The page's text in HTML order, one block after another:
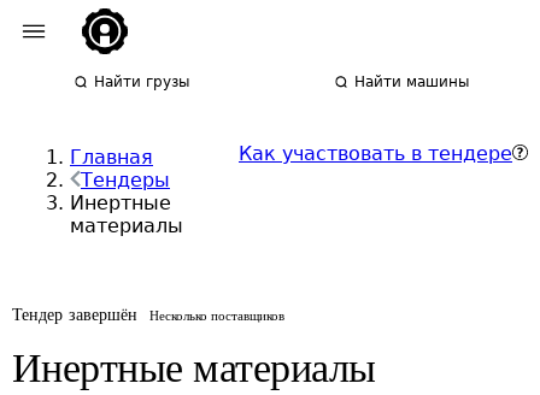
Найти грузы Найти машины
Главная
Тендеры
Инертные
материалы
Как участвовать в тендере
Тендер завершён Несколько поставщиков
Инертные материалы